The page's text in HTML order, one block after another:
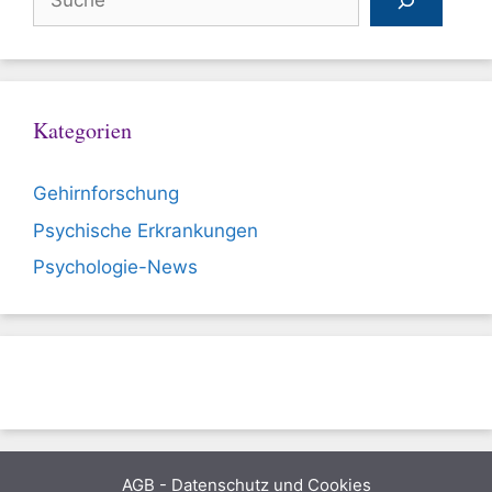
Kategorien
Gehirnforschung
Psychische Erkrankungen
Psychologie-News
AGB - Datenschutz und Cookies